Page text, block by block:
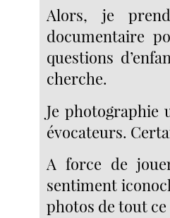
Alors, je
documentaire
questions
cherche.
Je photographie
évocateurs.
A force de
sentiment
photos de tout